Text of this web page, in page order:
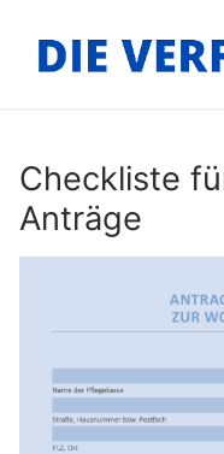
Inhalt
springen
Checkliste
Anträge